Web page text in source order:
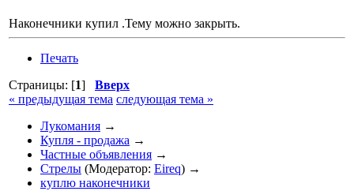
Наконечники купил .Тему можно закрыть.
Печать
Страницы: [1] Вверх
« предыдущая тема следующая тема »
Лукомания →
Купля - продажа →
Частные объявления →
Стрелы (Модератор: Eireq) →
куплю наконечники